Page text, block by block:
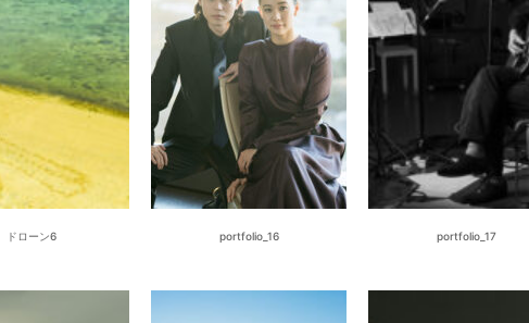
ドローン6 portfolio_16 portfolio_17